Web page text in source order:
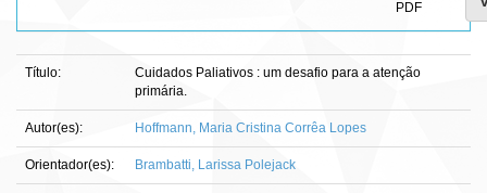
PDF
Título:
Cuidados Paliativos : um desafio para a atenção
primária.
Autor(es): Hoffmann, Maria Cristina Corrêa Lopes
Orientador(es): Brambatti, Larissa Polejack